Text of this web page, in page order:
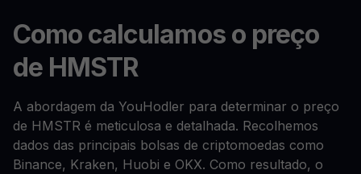
Como calculamos o preço
de HMSTR
A abordagem da YouHodler para determinar o preço
de HMSTR é meticulosa e detalhada. Recolhemos
dados das principais bolsas de criptomoedas como
Binance, Kraken, Huobi e OKX. Como resultado, o